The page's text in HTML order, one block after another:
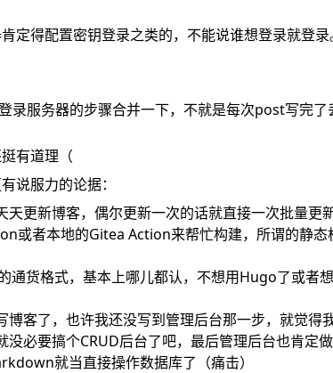
定得配置密钥登录之类的，不能说谁想登录就登录
录服务器的步骤合并一下，不就是每次post写完了
有道理（
说服力的论据：
天更新博客，偶尔更新一次的话就直接一次批量更
或者本地的Gitea Action来帮忙构建，所谓的静态
货格式，基本上哪儿都认，不想用Hugo了或者
博客了，也许我还没写到管理后台那一步，就觉得
没必要搞个CRUD后台了吧，最后管理后台也肯定
就当直接操作数据库了（痛击）